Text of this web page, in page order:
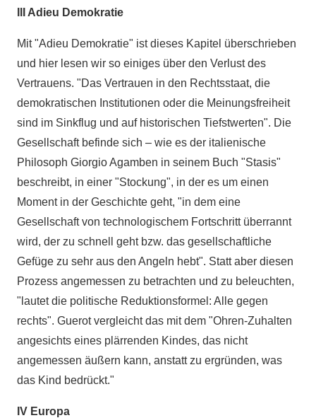
III Adieu Demokratie
Mit "Adieu Demokratie" ist dieses Kapitel überschrieben
und hier lesen wir so einiges über den Verlust des
Vertrauens. "Das Vertrauen in den Rechtsstaat, die
demokratischen Institutionen oder die Meinungsfreiheit
sind im Sinkflug und auf historischen Tiefstwerten". Die
Gesellschaft befinde sich – wie es der italienische
Philosoph Giorgio Agamben in seinem Buch "Stasis"
beschreibt, in einer "Stockung", in der es um einen
Moment in der Geschichte geht, "in dem eine
Gesellschaft von technologischem Fortschritt überrannt
wird, der zu schnell geht bzw. das gesellschaftliche
Gefüge zu sehr aus den Angeln hebt". Statt aber diesen
Prozess angemessen zu betrachten und zu beleuchten,
"lautet die politische Reduktionsformel: Alle gegen
rechts". Guerot vergleicht das mit dem "Ohren-Zuhalten
angesichts eines plärrenden Kindes, das nicht
angemessen äußern kann, anstatt zu ergründen, was
das Kind bedrückt."
IV Europa